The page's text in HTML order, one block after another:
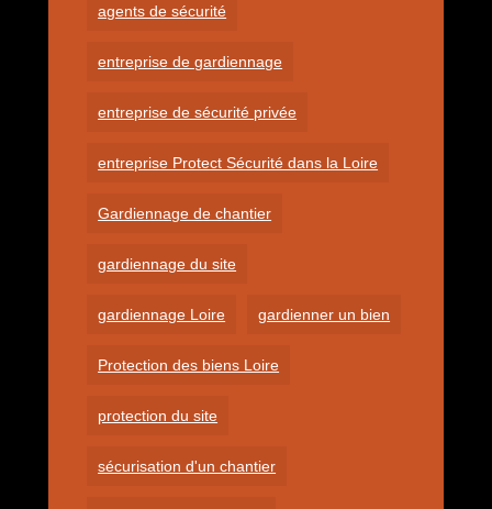
agents de sécurité
entreprise de gardiennage
entreprise de sécurité privée
entreprise Protect Sécurité dans la Loire
Gardiennage de chantier
gardiennage du site
gardiennage Loire gardienner un bien
Protection des biens Loire
protection du site
sécurisation d'un chantier